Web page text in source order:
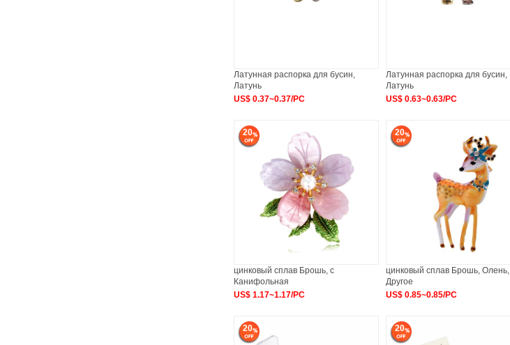
Латунная распорка для бусин,
Латунь
US$ 0.37~0.37/PC
Латунная распорка для бусин,
Латунь
US$ 0.63~0.63/PC
20
цинковый сплав Брошь, с
Канифольная
US$ 1.17~1.17/PC
20
цинковый сплав Брошь, Олень,
Другое
US$ 0.85~0.85/PC
20 20